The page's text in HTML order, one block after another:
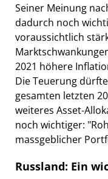
Seiner Meinung
dadurch noch
voraussichtlich
2021 höhere
Die Teuerung
gesamten letzten
weiteres Asset-
noch wichtiger:
massgeblicher
Russland: Ein